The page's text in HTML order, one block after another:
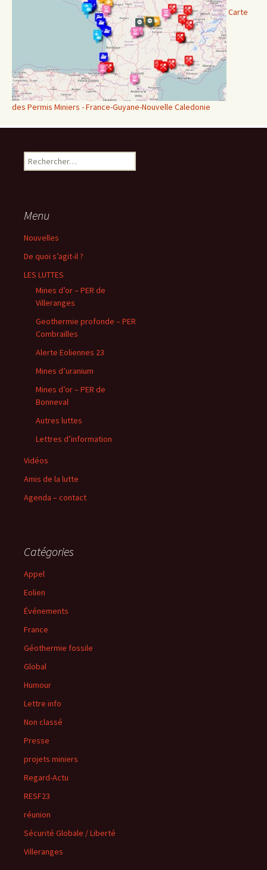
Carte
des Permis Miniers - France-Guyane-Nouvelle Caledonie
Rechercher :
Menu
Nouvelles
De quoi s’agit-il ?
LES LUTTES
Mines d’or – PER de
Villeranges
Geothermie profonde – PER
Combrailles
Alerte Eoliennes 23
Mines d’uranium
Mines d’or – PER de
Bonneval
Autres luttes
Lettres d’information
Vidéos
Amis de la lutte
Agenda – contact
Catégories
Appel
Eolien
Événements
France
Géothermie fossile
Global
Humour
Lettre info
Non classé
Presse
projets miniers
Regard-Actu
RESF23
réunion
Sécurité Globale / Liberté
Villeranges